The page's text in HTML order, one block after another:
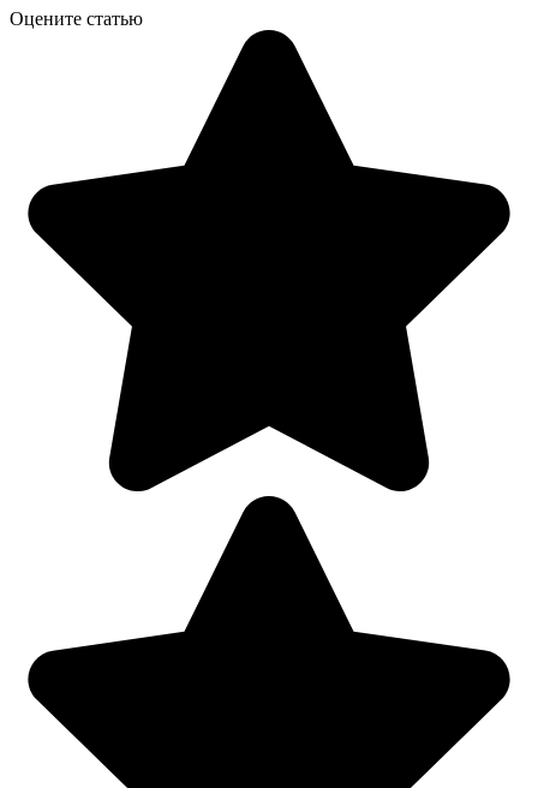
Оцените статью